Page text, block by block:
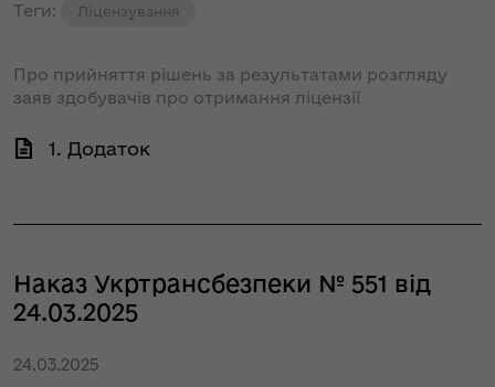
Теги: Ліцензування
Про прийняття рішень за результатами розгляду
заяв здобувачів про отримання ліцензії
1. Додаток
Наказ Укртрансбезпеки № 551 від
24.03.2025
24.03.2025